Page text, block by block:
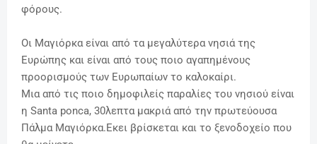
φόρους.
Οι Μαγιόρκα είναι από τα μεγαλύτερα νησιά της
Ευρώπης και είναι από τους ποιο αγαπημένους
προορισμούς των Ευρωπαίων το καλοκαίρι.
Μια από τις ποιο δημοφιλείς παραλίες του νησιού είναι
η Santa ponca, 30λεπτα μακριά από την πρωτεύουσα
Πάλμα Μαγιόρκα.Εκει βρίσκεται και το ξενοδοχείο που